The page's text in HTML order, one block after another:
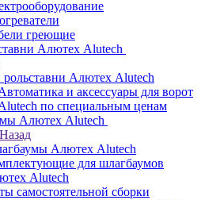
греющие
Алютех Alutech
рольставни Алютех Alutech
и аксессуары для ворот
по специальным ценам
Алютех Alutech
Назад
Алютех Alutech
для шлагбаумов
Alutech
самостоятельной сборки